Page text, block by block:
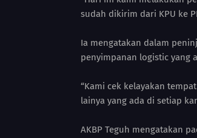
sudah dikirim dari KPU ke
Ia mengatakan dalam
penyimpanan logistic yang
“Kami cek kelayakan
lainya yang ada di setiap
AKBP Teguh mengatakan